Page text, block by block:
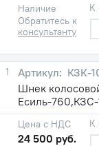
Наличие
Обратитесь к
консультанту
К
1
КЗК-
Шнек
Есиль-
Цена с НДС
24 500 руб.
К